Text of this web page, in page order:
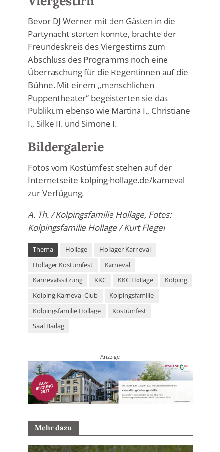
Bevor DJ Werner mit den Gästen in die
Partynacht starten konnte, brachte der
Freundeskreis des Viergestirns zum
Abschluss des Programms noch eine
Überraschung für die Regentinnen auf die
Bühne. Mit einem „menschlichen
Puppentheater“ begeisterten sie das
Publikum ebenso wie Martina I., Christiane
I., Silke II. und Simone I.
Bildergalerie
Fotos vom Kostümfest stehen auf der
Internetseite kolping-hollage.de/karneval
zur Verfügung.
A. Th. / Kolpingsfamilie Hollage, Fotos:
Kolpingsfamilie Hollage / Kurt Flegel
Thema Hollage
Hollager Karneval
Hollager Kostümfest
Karneval
Karnevalssitzung
KKC KKC Hollage
Kolping
Kolping-Karneval-Club
Kolpingsfamilie
Kolpingsfamilie Hollage
Kostümfest
Saal Barlag
Anzeige
Mehr dazu